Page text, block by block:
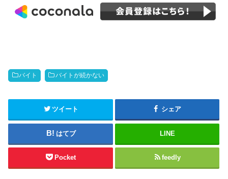
バイト バイトが続かない
ツイート シェア
はてブ LINE
Pocket feedly